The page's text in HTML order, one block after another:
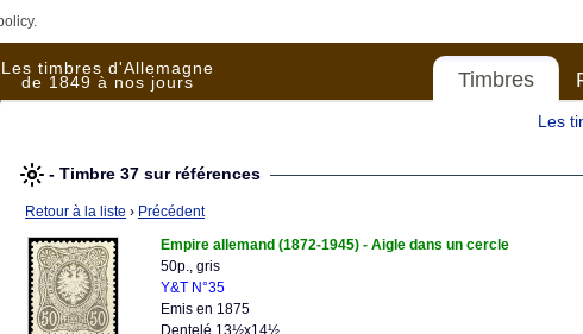
Les timbres d'Allemagne
de 1849 à nos jours Timbres
Les
- Timbre 37 sur références
Retour à la liste › Précédent
Empire allemand (1872-1945) - Aigle dans un cercle
50p., gris
Y&T N°35
Emis en 1875
Dentelé 13½x14½